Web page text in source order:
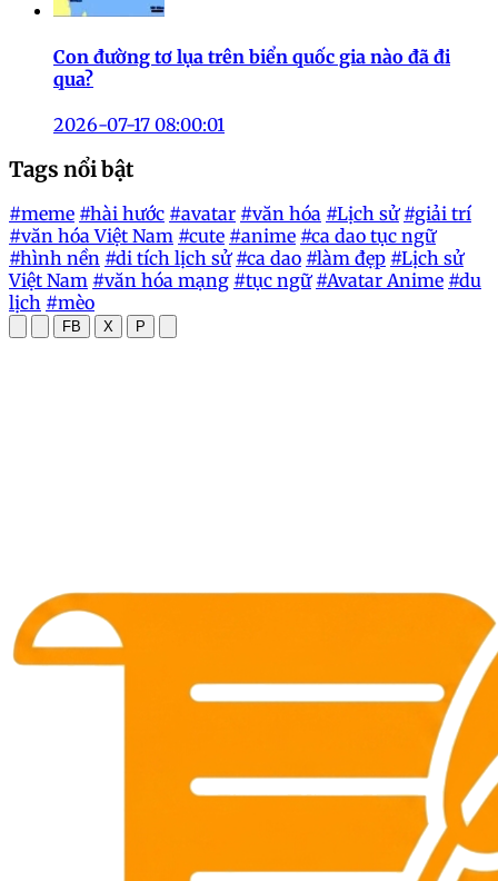
Con đường tơ lụa trên biển quốc gia nào đã đi
qua?
2026-07-17 08:00:01
Tags nổi bật
#meme #hài hước #avatar #văn hóa #Lịch sử #giải trí
#văn hóa Việt Nam #cute #anime #ca dao tục ngữ
#hình nền #di tích lịch sử #ca dao #làm đẹp #Lịch sử
Việt Nam #văn hóa mạng #tục ngữ #Avatar Anime #du
lịch #mèo
FB X P